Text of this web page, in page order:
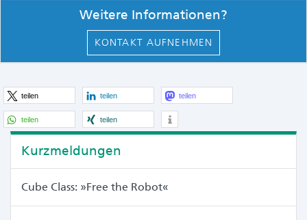
Weitere Informationen?
KONTAKT AUFNEHMEN
teilen teilen teilen
teilen teilen
Kurzmeldungen
Cube Class: »Free the Robot«